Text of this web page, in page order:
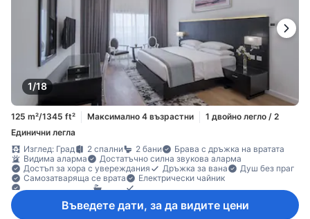
1/18
125 m²/1345 ft² Максимално 4 възрастни
1 двойно легло / 2
Единични легла
Изглед: Град
2 спални 2 бани
Брава с дръжка на вратата
Видима аларма
Достатъчно силна звукова аларма
Достъп за хора с увереждания
Дръжка за вана
Душ без праг
Самозатваряща се врата
Електрически чайник
Отделни душ и вана
Почистващи препарати
Въведете дати, за да видите цени